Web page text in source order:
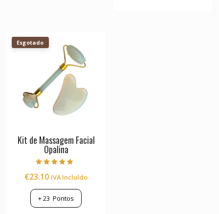
Esgotado
Kit de Massagem Facial
Opalina
5.00
€23.10 IVA Incluído
+23 Pontos